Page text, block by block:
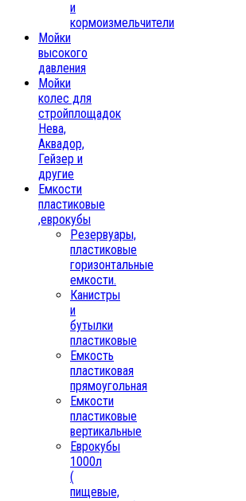
и
кормоизмельчители
Мойки
высокого
давления
Мойки
колес для
стройплощадок
Нева,
Аквадор,
Гейзер и
другие
Емкости
пластиковые
,еврокубы
Резервуары,
пластиковые
горизонтальные
емкости.
Канистры
и
бутылки
пластиковые
Емкость
пластиковая
прямоугольная
Емкости
пластиковые
вертикальные
Еврокубы
1000л
(
пищевые,